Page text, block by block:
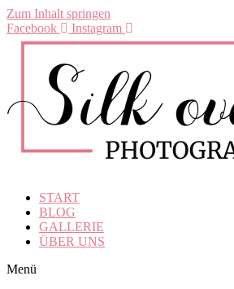
Zum Inhalt springen
Facebook
Instagram
START
BLOG
GALLERIE
ÜBER UNS
Menü